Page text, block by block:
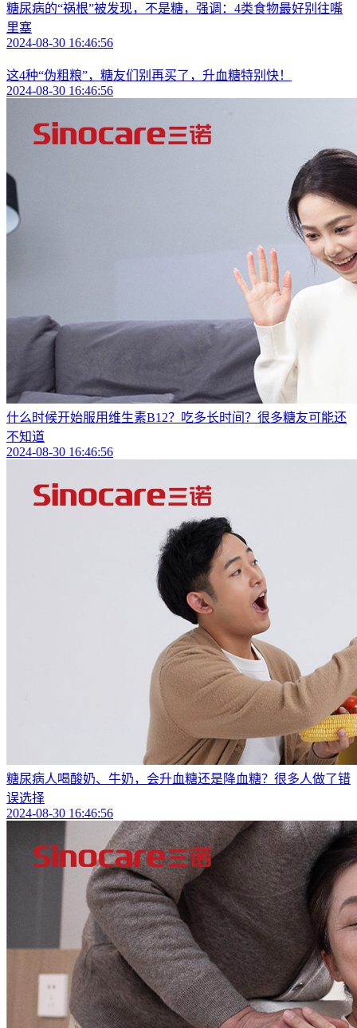
糖尿病的“祸根”被发现，不是糖，强调：4类食物最好别往嘴
里塞
2024-08-30 16:46:56
这4种“伪粗粮”，糖友们别再买了，升血糖特别快！
2024-08-30 16:46:56
什么时候开始服用维生素B12？吃多长时间？很多糖友可能还
不知道
2024-08-30 16:46:56
糖尿病人喝酸奶、牛奶，会升血糖还是降血糖？很多人做了错
误选择
2024-08-30 16:46:56